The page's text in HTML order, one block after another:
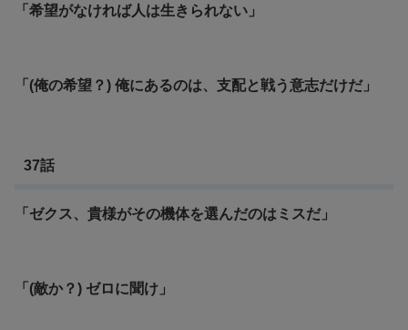
「希望がなければ人は生きられない」
「(俺の希望？) 俺にあるのは、支配と戦う意志だけだ」
37話
「ゼクス、貴様がその機体を選んだのはミスだ」
「(敵か？) ゼロに聞け」